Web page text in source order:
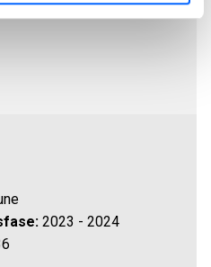
2023 - 2024